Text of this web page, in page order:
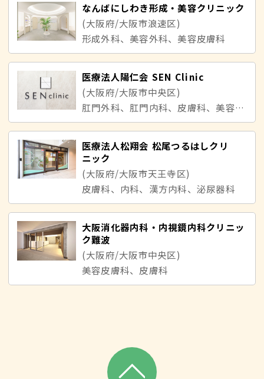
なんばにしわき形成・美容クリニック
(大阪府/大阪市浪速区)
形成外科、美容外科、美容皮膚科
医療法人陽仁会 SEN Clinic
(大阪府/大阪市中央区)
肛門外科、肛門内科、皮膚科、美容皮膚科、美容外科、形成外科、産婦人科、内科、外科
医療法人松翔会 松尾つるはしクリ
ニック
(大阪府/大阪市天王寺区)
皮膚科、内科、漢方内科、泌尿器科
大阪消化器内科・内視鏡内科クリニッ
ク難波
(大阪府/大阪市中央区)
美容皮膚科、皮膚科